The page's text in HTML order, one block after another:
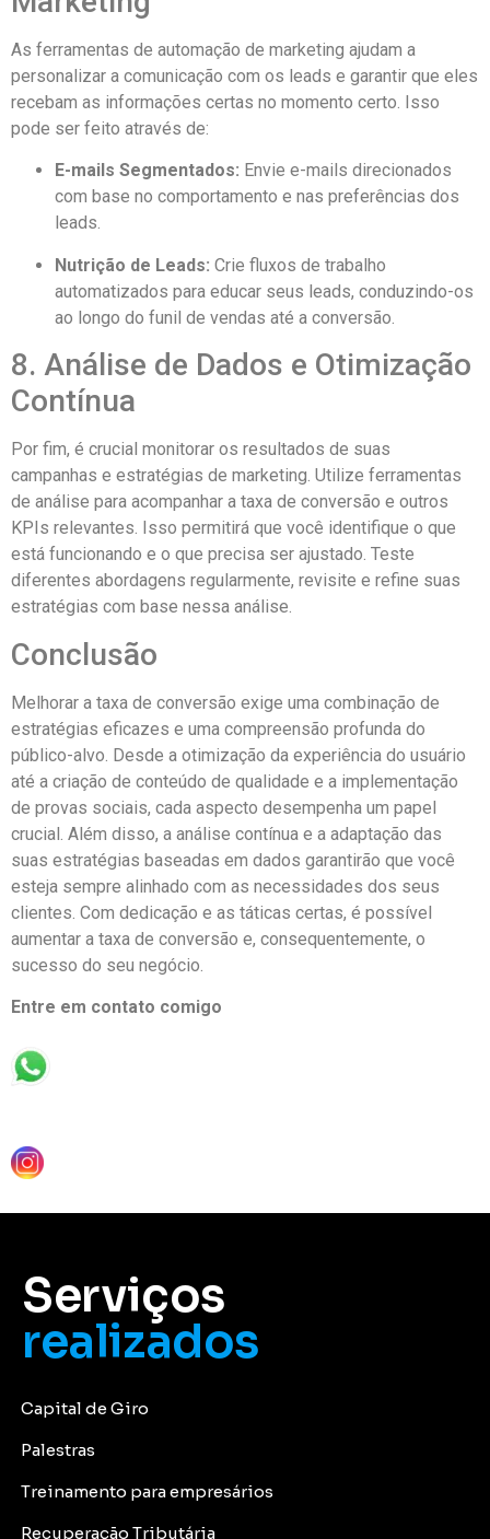
As ferramentas de automação de marketing ajudam a
personalizar a comunicação com os leads e garantir que eles
recebam as informações certas no momento certo. Isso
pode ser feito através de:
E-mails Segmentados: Envie e-mails direcionados
com base no comportamento e nas preferências dos
leads.
Nutrição de Leads: Crie fluxos de trabalho
automatizados para educar seus leads, conduzindo-os
ao longo do funil de vendas até a conversão.
8. Análise de Dados e Otimização
Contínua
Por fim, é crucial monitorar os resultados de suas
campanhas e estratégias de marketing. Utilize ferramentas
de análise para acompanhar a taxa de conversão e outros
KPIs relevantes. Isso permitirá que você identifique o que
está funcionando e o que precisa ser ajustado. Teste
diferentes abordagens regularmente, revisite e refine suas
estratégias com base nessa análise.
Conclusão
Melhorar a taxa de conversão exige uma combinação de
estratégias eficazes e uma compreensão profunda do
público-alvo. Desde a otimização da experiência do usuário
até a criação de conteúdo de qualidade e a implementação
de provas sociais, cada aspecto desempenha um papel
crucial. Além disso, a análise contínua e a adaptação das
suas estratégias baseadas em dados garantirão que você
esteja sempre alinhado com as necessidades dos seus
clientes. Com dedicação e as táticas certas, é possível
aumentar a taxa de conversão e, consequentemente, o
sucesso do seu negócio.
Entre em contato comigo
Serviços
realizados
Capital de Giro
Palestras
Treinamento para empresários
Recuperação Tributária